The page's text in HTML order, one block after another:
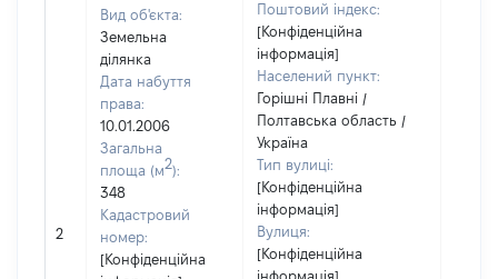
2
Вид об'єкта:
Земельна
ділянка
Дата набуття
права:
10.01.2006
Загальна
площа (м2):
348
Кадастровий
номер:
[Конфіденційна
Поштовий індекс:
[Конфіденційна
інформація]
Населений пункт:
Горішні Плавні /
Полтавська область /
Україна
Тип вулиці:
[Конфіденційна
інформація]
Вулиця:
[Конфіденційна
інформація]